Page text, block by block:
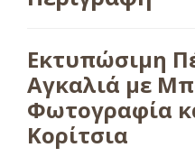
Εκτυπώσιμη
Αγκαλιά με
Φωτογραφία
Κορίτσια